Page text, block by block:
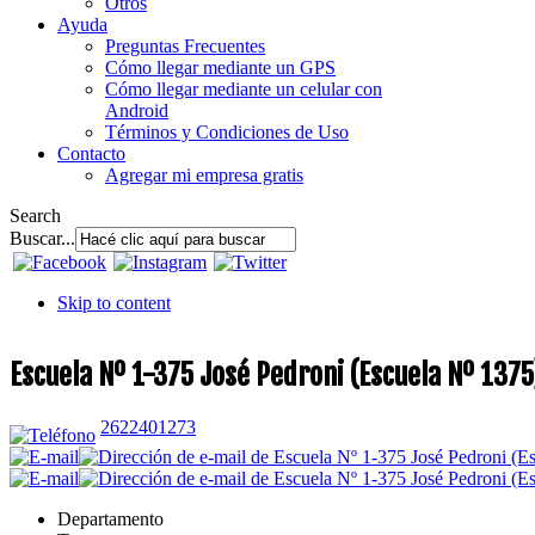
Ayuda
Preguntas Frecuentes
Cómo llegar mediante un GPS
Cómo llegar mediante un celular con
Android
Términos y Condiciones de Uso
Contacto
Agregar mi empresa gratis
Search
Buscar...
Skip to content
Escuela Nº 1-375 José Pedroni (Escuela Nº
2622401273
Departamento